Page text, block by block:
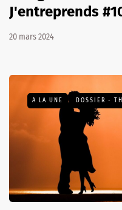
J'entreprends
20 mars 2024
A LA UNE DOSSIER -